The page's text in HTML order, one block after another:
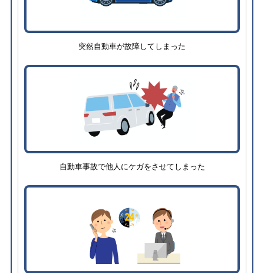
突然自動車が故障してしまった
自動車事故で他人にケガをさせてしまった